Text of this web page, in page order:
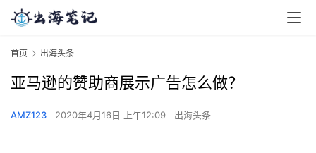
首页 出海头条
亚马逊的赞助商展示广告怎么做？
AMZ123 2020年4月16日 上午12:09 出海头条